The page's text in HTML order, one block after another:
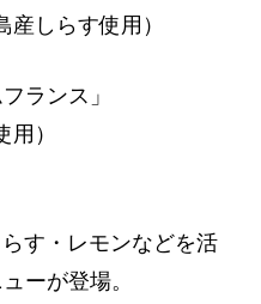
産しらす使用）
ランス」
）
す・レモンなどを活
ーが登場。